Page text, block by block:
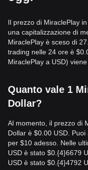
Il prezzo di MiraclePlay
una capitalizzazione di
MiraclePlay è sceso di
trading nelle 24 ore è
MiraclePlay a USD)
Quanto vale 1
Dollar?
Al momento, il prezzo di
Dollar è $0.00 USD.
per $10 adesso. Nelle
USD è stato $0.{​4}6679
USD è stato $0.{​4}4792